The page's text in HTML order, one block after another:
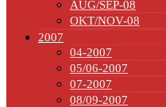
AUG/SEP-08
OKT/NOV-08
2007
04-2007
05/06-2007
07-2007
08/09-2007